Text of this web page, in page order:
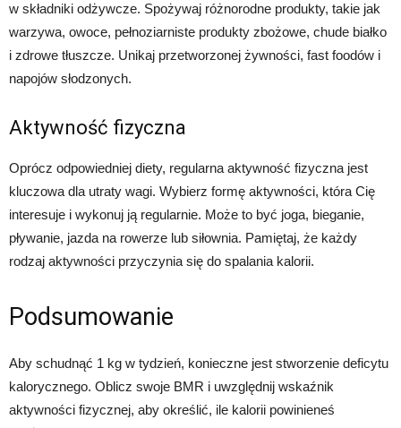
w składniki odżywcze. Spożywaj różnorodne produkty, takie jak
warzywa, owoce, pełnoziarniste produkty zbożowe, chude białko
i zdrowe tłuszcze. Unikaj przetworzonej żywności, fast foodów i
napojów słodzonych.
Aktywność fizyczna
Oprócz odpowiedniej diety, regularna aktywność fizyczna jest
kluczowa dla utraty wagi. Wybierz formę aktywności, która Cię
interesuje i wykonuj ją regularnie. Może to być joga, bieganie,
pływanie, jazda na rowerze lub siłownia. Pamiętaj, że każdy
rodzaj aktywności przyczynia się do spalania kalorii.
Podsumowanie
Aby schudnąć 1 kg w tydzień, konieczne jest stworzenie deficytu
kalorycznego. Oblicz swoje BMR i uwzględnij wskaźnik
aktywności fizycznej, aby określić, ile kalorii powinieneś